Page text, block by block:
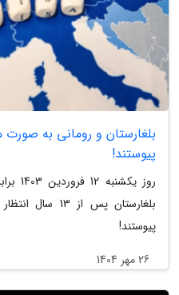
بلغارستان و رومانی به
پیوستند!
بلغارستان پس
پیوستند!
26 مهر 1404